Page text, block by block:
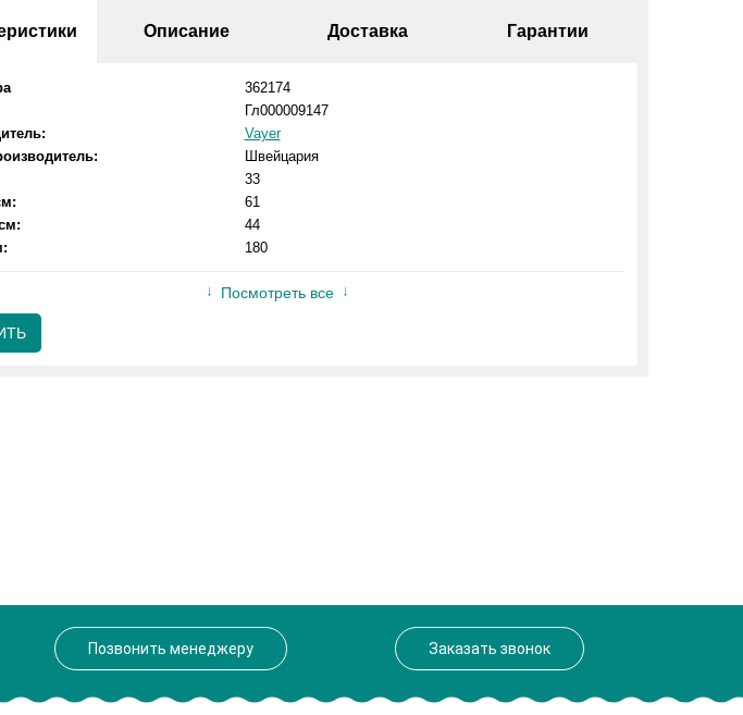
Описание Доставка Гарантии
362174
Гл000009147
Vayer
Швейцария
33
61
44
180
Посмотреть все
Позвонить менеджеру Заказать звонок